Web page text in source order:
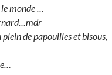
monde …
de papouilles et bisous,